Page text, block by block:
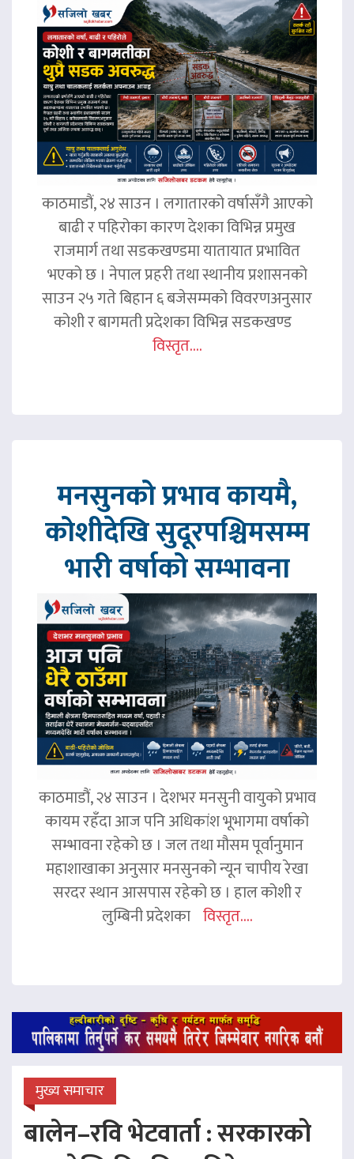
काठमाडौं, २४ साउन । लगातारको वर्षासँगै आएको
बाढी र पहिरोका कारण देशका विभिन्न प्रमुख
राजमार्ग तथा सडकखण्डमा यातायात प्रभावित
भएको छ । नेपाल प्रहरी तथा स्थानीय प्रशासनको
साउन २५ गते बिहान ६ बजेसम्मको विवरणअनुसार
कोशी र बागमती प्रदेशका विभिन्न सडकखण्ड
विस्तृत....
मनसुनको प्रभाव कायमै,
कोशीदेखि सुदूरपश्चिमसम्म
भारी वर्षाको सम्भावना
काठमाडौं, २४ साउन । देशभर मनसुनी वायुको प्रभाव
कायम रहँदा आज पनि अधिकांश भूभागमा वर्षाको
सम्भावना रहेको छ । जल तथा मौसम पूर्वानुमान
महाशाखाका अनुसार मनसुनको न्यून चापीय रेखा
सरदर स्थान आसपास रहेको छ । हाल कोशी र
लुम्बिनी प्रदेशका विस्तृत....
मुख्य समाचार
बालेन–रवि भेटवार्ता : सरकारको